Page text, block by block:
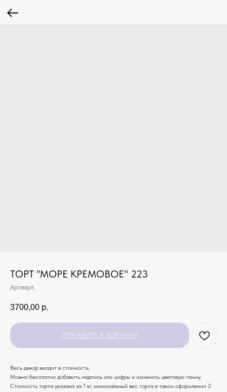
ТОРТ "МОРЕ КРЕМОВОЕ" 223
Артикул:
3700,00 р.
ДОБАВИТЬ В КОРЗИНУ
Весь декор входит в стоимость.
Можно бесплатно добавить надпись или цифры и изменить цветовую гамму.
Стоимость торта указана за 1 кг, минимальный вес торта в таком оформлении 2